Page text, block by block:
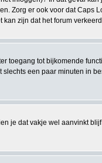
Zorg er ook voor dat Caps
zijn dat het forum
toegang tot bijkomende
een paar minuten in
je dat vakje wel aanvinkt